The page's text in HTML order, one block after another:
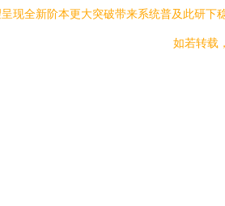
现全新阶本更大突破带来系统普及此研下
如若转载